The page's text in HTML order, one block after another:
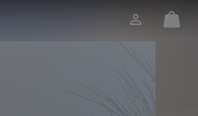
Iniciar
Mini